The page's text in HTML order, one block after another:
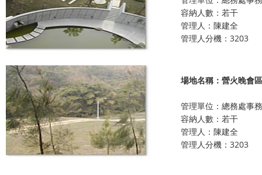
容納人數：若干
管理人：陳建全
管理人分機：3203
場地名稱：營火晚會區
管理單位：總務處事
容納人數：若干
管理人：陳建全
管理人分機：3203